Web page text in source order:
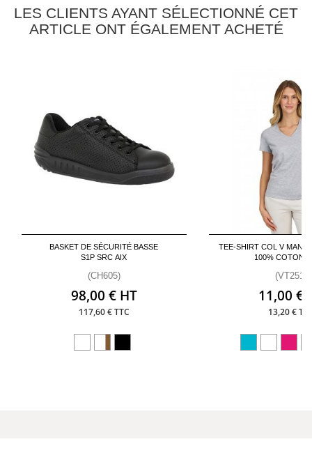
LES CLIENTS AYANT SÉLECTIONNÉ CET
ARTICLE ONT ÉGALEMENT ACHETÉ
BASKET DE SÉCURITÉ BASSE
S1P SRC AIX
(CH605)
98,00 € HT
117,60 € TTC
TEE-SHIRT COL V
100% COTON
(VT251)
11,00 €
13,20 €